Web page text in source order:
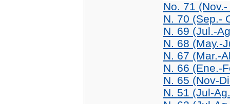
No. 71
N. 70 (Sep.-
N. 69 (Jul.-
N. 68 (May.-
N. 67 (Mar.-
N. 66 (Ene.-
N. 65 (Nov-
N. 51 (Jul-